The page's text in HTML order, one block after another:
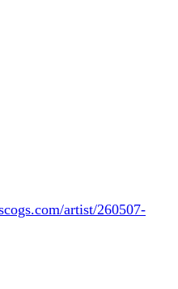
artist/260507-